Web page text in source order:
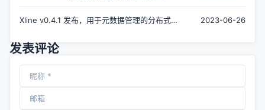
Xline v0.4.1 发布，用于元数据管理的分布式
2023-06-26
发表评论